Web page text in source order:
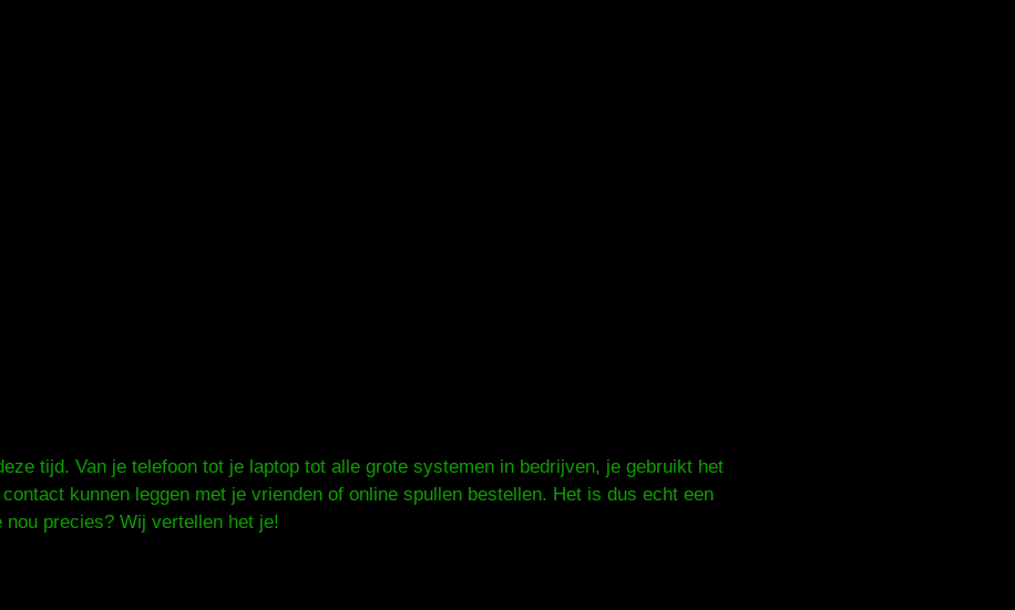
tijd. Van je telefoon tot je laptop tot alle grote systemen in bedrijven, je gebruikt het
kunnen leggen met je vrienden of online spullen bestellen. Het is dus echt een
precies? Wij vertellen het je!